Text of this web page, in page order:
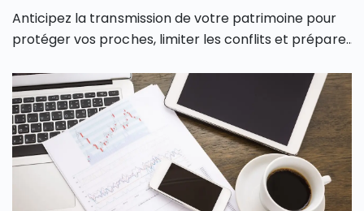
Anticipez la transmission de votre patrimoine pour
protéger vos proches, limiter les conflits et préparer